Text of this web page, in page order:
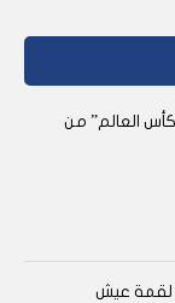
العالم” من
لقمة عيش